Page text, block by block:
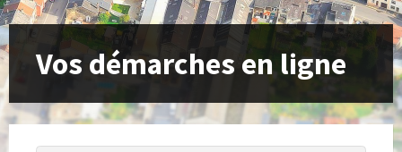
Vos démarches en ligne